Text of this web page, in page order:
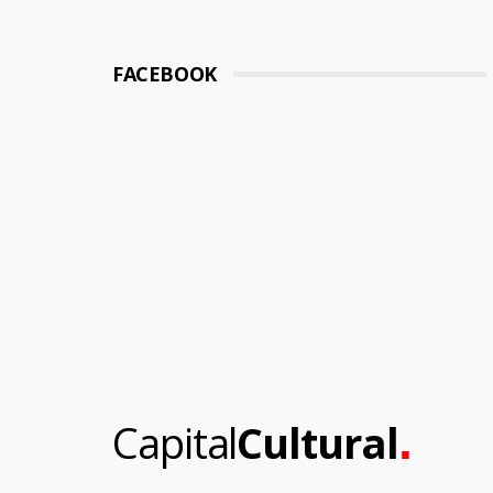
FACEBOOK
CapitalCultural.